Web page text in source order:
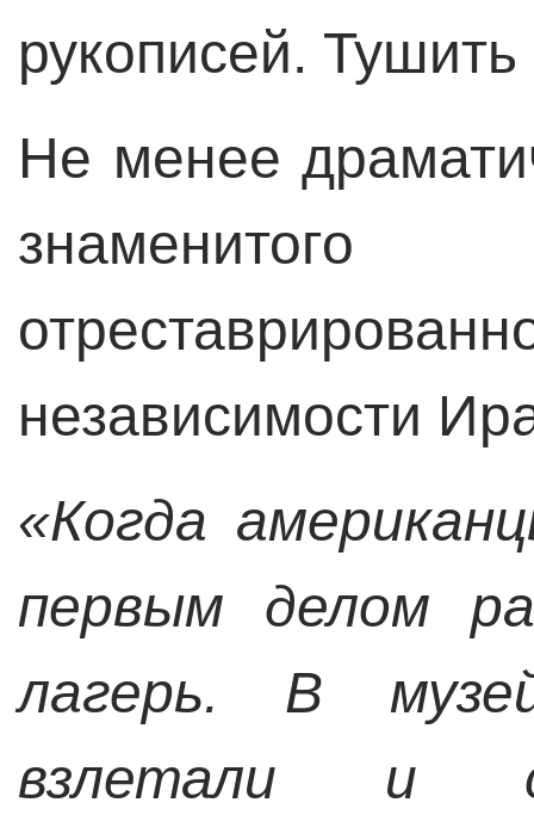
рукописей.
Не менее
независимости
«Когда
первым делом
лагерь. В
взлетали и